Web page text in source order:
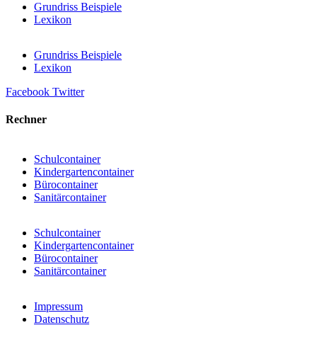
Grundriss Beispiele
Lexikon
Grundriss Beispiele
Lexikon
Facebook Twitter
Rechner
Schulcontainer
Kindergartencontainer
Bürocontainer
Sanitärcontainer
Schulcontainer
Kindergartencontainer
Bürocontainer
Sanitärcontainer
Impressum
Datenschutz